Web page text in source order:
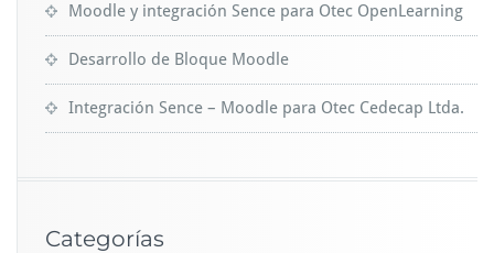
Moodle y integración Sence para Otec OpenLearning
Desarrollo de Bloque Moodle
Integración Sence – Moodle para Otec Cedecap Ltda.
Categorías